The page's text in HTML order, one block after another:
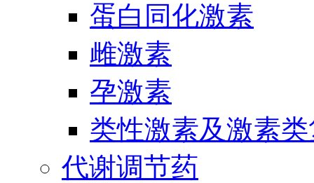
蛋白同化激素
雌激素
孕激素
类性激素及激素
代谢调节药